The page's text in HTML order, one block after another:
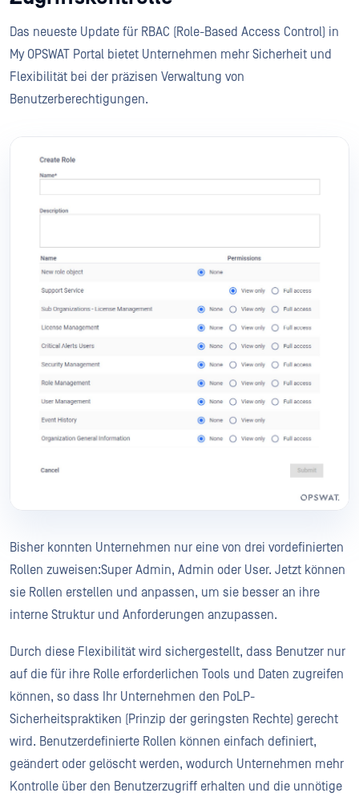
Das neueste Update für RBAC (Role-Based Access Control) in
My OPSWAT Portal bietet Unternehmen mehr Sicherheit und
Flexibilität bei der präzisen Verwaltung von
Benutzerberechtigungen.
Bisher konnten Unternehmen nur eine von drei vordefinierten
Rollen zuweisen:Super Admin, Admin oder User. Jetzt können
sie Rollen erstellen und anpassen, um sie besser an ihre
interne Struktur und Anforderungen anzupassen.
Durch diese Flexibilität wird sichergestellt, dass Benutzer nur
auf die für ihre Rolle erforderlichen Tools und Daten zugreifen
können, so dass Ihr Unternehmen den PoLP-
Sicherheitspraktiken (Prinzip der geringsten Rechte) gerecht
wird. Benutzerdefinierte Rollen können einfach definiert,
geändert oder gelöscht werden, wodurch Unternehmen mehr
Kontrolle über den Benutzerzugriff erhalten und die unnötige